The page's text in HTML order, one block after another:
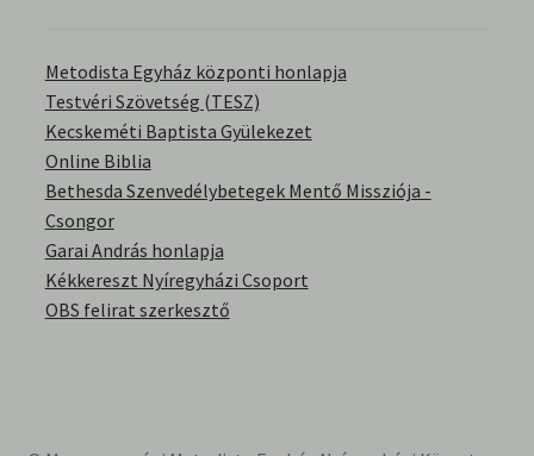
Kérdések és válaszok
Kitekintés
Könyvtár
Család-Házasság
Metodista Egyház központi honlapja
Testvéri Szövetség (TESZ)
Kecskeméti Baptista Gyülekezet
Online Biblia
Bethesda Szenvedélybetegek Mentő Missziója -
Csongor
Garai András honlapja
Kékkereszt Nyíregyházi Csoport
OBS felirat szerkesztő